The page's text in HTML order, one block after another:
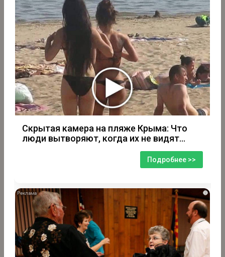
Скрытая камера на пляже Крыма: Что
люди вытворяют, когда их не видят...
Подробнее >>
i